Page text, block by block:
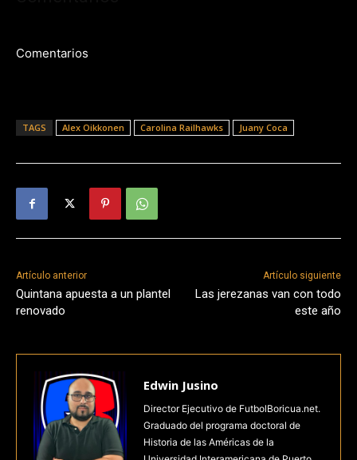
Comentarios
TAGS Alex Oikkonen Carolina Railhawks Juany Coca
Artículo anterior
Quintana apuesta a un plantel
renovado
Artículo siguiente
Las jerezanas van con todo
este año
Edwin Jusino
Director Ejecutivo de FutbolBoricua.net.
Graduado del programa doctoral de
Historia de las Américas de la